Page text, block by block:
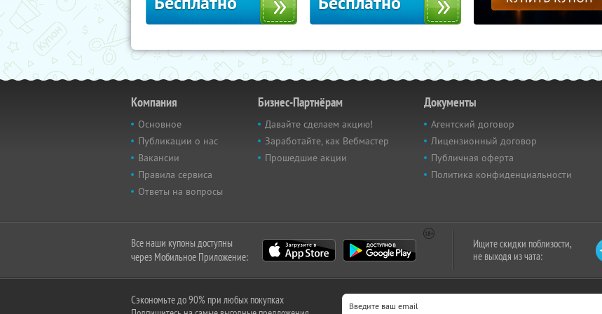
Компания
Основное
Публикации о нас
Вакансии
Правила сервиса
Ответы на вопросы
Бизнес-Партнёрам
Давайте сделаем акцию!
Заработайте, как Вебмастер
Прошедшие акции
Документы
Агентский договор
Лицензионный договор
Публичная оферта
Политика конфиденциальности
Все наши купоны доступны
через Мобильное Приложение:
Ищите скидки поблизости,
не выходя из чата:
Сэкономьте до 90% при любых покупках